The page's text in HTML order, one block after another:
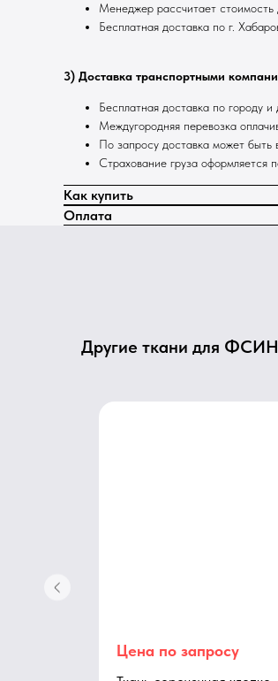
Менеджер рассчитает стоимость
Бесплатная доставка по г.
3) Доставка транспортными
Бесплатная доставка по городу
Междугородняя перевозка
По запросу доставка может быть
Страхование груза оформляется
Как купить
Оплата
Другие ткани для
Цена по запросу